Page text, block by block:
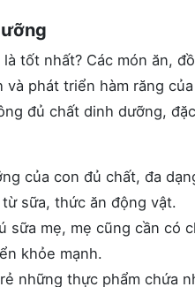
là tốt nhất? Các món ăn,
phát triển hàm răng
đủ chất dinh dưỡng,
của con đủ chất, đa
sữa, thức ăn động vật.
sữa mẹ, mẹ cũng cần có
khỏe mạnh.
những thực phẩm chứa